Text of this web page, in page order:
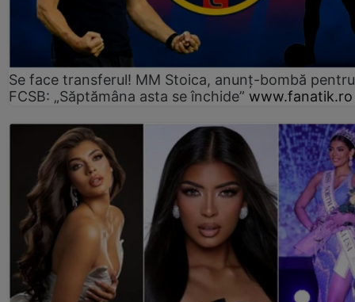
Se face transferul! MM Stoica, anunț-bombă
FCSB: „Săptămâna asta se închide” www.fanatik.ro